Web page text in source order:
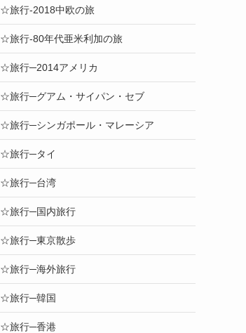
☆旅行-2018中欧の旅
☆旅行-80年代亜米利加の旅
☆旅行─2014アメリカ
☆旅行─グアム・サイパン・セブ
☆旅行─シンガポール・マレーシア
☆旅行─タイ
☆旅行─台湾
☆旅行─国内旅行
☆旅行─東京散歩
☆旅行─海外旅行
☆旅行─韓国
☆旅行─香港